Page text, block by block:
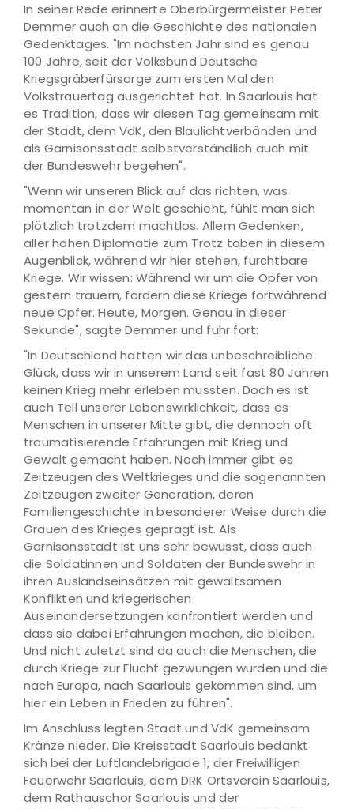
In seiner Rede erinnerte Oberbürgermeister Peter
Demmer auch an die Geschichte des nationalen
Gedenktages. "Im nächsten Jahr sind es genau
100 Jahre, seit der Volksbund Deutsche
Kriegsgräberfürsorge zum ersten Mal den
Volkstrauertag ausgerichtet hat. In Saarlouis hat
es Tradition, dass wir diesen Tag gemeinsam mit
der Stadt, dem VdK, den Blaulichtverbänden und
als Garnisonsstadt selbstverständlich auch mit
der Bundeswehr begehen".
"Wenn wir unseren Blick auf das richten, was
momentan in der Welt geschieht, fühlt man sich
plötzlich trotzdem machtlos. Allem Gedenken,
aller hohen Diplomatie zum Trotz toben in diesem
Augenblick, während wir hier stehen, furchtbare
Kriege. Wir wissen: Während wir um die Opfer von
gestern trauern, fordern diese Kriege fortwährend
neue Opfer. Heute, Morgen. Genau in dieser
Sekunde", sagte Demmer und fuhr fort:
"In Deutschland hatten wir das unbeschreibliche
Glück, dass wir in unserem Land seit fast 80 Jahren
keinen Krieg mehr erleben mussten. Doch es ist
auch Teil unserer Lebenswirklichkeit, dass es
Menschen in unserer Mitte gibt, die dennoch oft
traumatisierende Erfahrungen mit Krieg und
Gewalt gemacht haben. Noch immer gibt es
Zeitzeugen des Weltkrieges und die sogenannten
Zeitzeugen zweiter Generation, deren
Familiengeschichte in besonderer Weise durch die
Grauen des Krieges geprägt ist. Als
Garnisonsstadt ist uns sehr bewusst, dass auch
die Soldatinnen und Soldaten der Bundeswehr in
ihren Auslandseinsätzen mit gewaltsamen
Konflikten und kriegerischen
Auseinandersetzungen konfrontiert werden und
dass sie dabei Erfahrungen machen, die bleiben.
Und nicht zuletzt sind da auch die Menschen, die
durch Kriege zur Flucht gezwungen wurden und die
nach Europa, nach Saarlouis gekommen sind, um
hier ein Leben in Frieden zu führen".
Im Anschluss legten Stadt und VdK gemeinsam
Kränze nieder. Die Kreisstadt Saarlouis bedankt
sich bei der Luftlandebrigade 1, der Freiwilligen
Feuerwehr Saarlouis, dem DRK Ortsverein Saarlouis,
dem Rathauschor Saarlouis und der